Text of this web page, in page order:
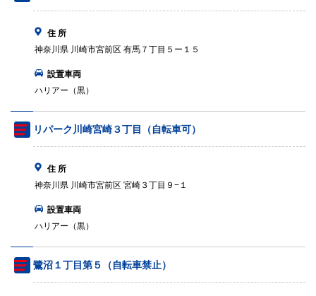
住 所
神奈川県 川崎市宮前区 有馬７丁目５ー１５
設置車両
ハリアー（黒）
リパーク川崎宮崎３丁目（自転車可）
住 所
神奈川県 川崎市宮前区 宮崎３丁目９−１
設置車両
ハリアー（黒）
鷺沼１丁目第５（自転車禁止）